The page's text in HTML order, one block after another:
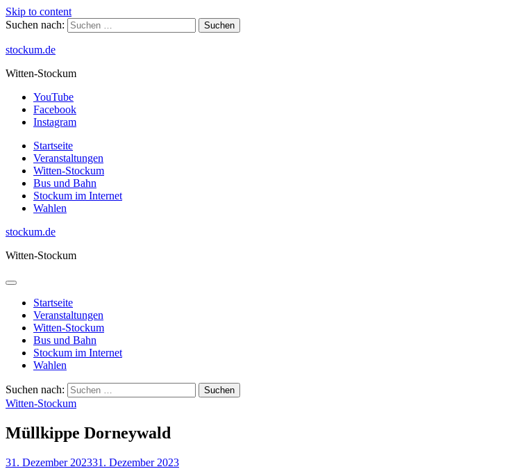
Skip to content
Suchen nach:
stockum.de
Witten-Stockum
YouTube
Facebook
Instagram
Startseite
Veranstaltungen
Witten-Stockum
Bus und Bahn
Stockum im Internet
Wahlen
stockum.de
Witten-Stockum
Startseite
Veranstaltungen
Witten-Stockum
Bus und Bahn
Stockum im Internet
Wahlen
Suchen nach:
Witten-Stockum
Müllkippe Dorneywald
31. Dezember 202331. Dezember 2023